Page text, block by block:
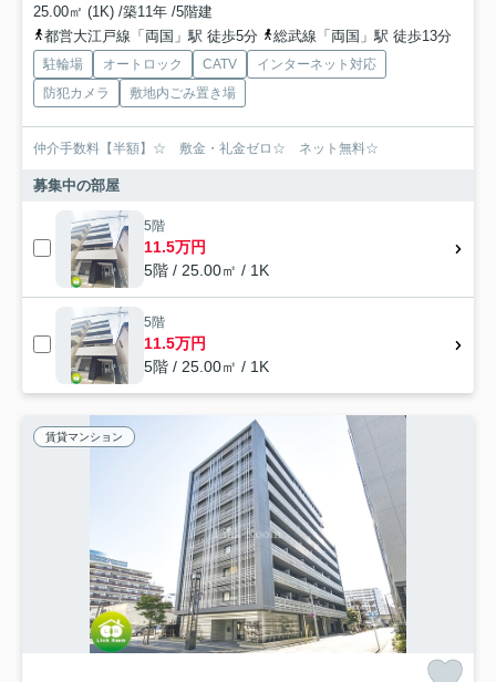
25.00㎡ (1K) /築11年 /5階建
都営大江戸線「両国」駅 徒歩5分
総武線「両国」駅 徒歩13分
駐輪場 オートロック CATV
インターネット対応
防犯カメラ
敷地内ごみ置き場
仲介手数料【半額】☆ 敷金・礼金ゼロ☆ ネット無料☆
募集中の部屋
5階
11.5万円
5階 / 25.00㎡ / 1K
5階
11.5万円
5階 / 25.00㎡ / 1K
賃貸マンション